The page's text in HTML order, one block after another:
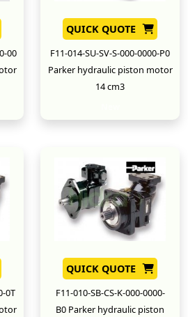
00
QUICK QUOTE
F11-014-SU-SV-S-000-0000-P0
Parker hydraulic piston motor
14 cm3
0T
QUICK QUOTE
F11-010-SB-CS-K-000-0000-
B0 Parker hydraulic piston